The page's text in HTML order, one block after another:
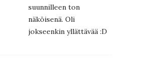
suunnilleen ton
näköisenä. Oli
jokseenkin yllättävää :D